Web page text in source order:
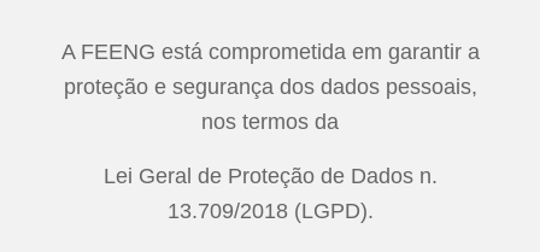
A FEENG está comprometida em garantir a
proteção e segurança dos dados pessoais,
nos termos da
Lei Geral de Proteção de Dados n.
13.709/2018 (LGPD).